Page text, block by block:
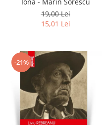
19,00 Lei
15,01 Lei
-21%